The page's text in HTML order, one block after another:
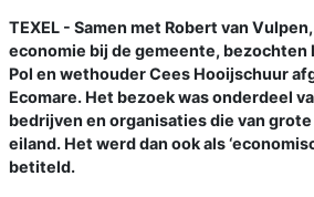
TEXEL - Samen met Robert van
economie bij de gemeente,
Pol en wethouder Cees Hooijschuur
Ecomare. Het bezoek was onderdeel
bedrijven en organisaties die van
eiland. Het werd dan ook als
betiteld.